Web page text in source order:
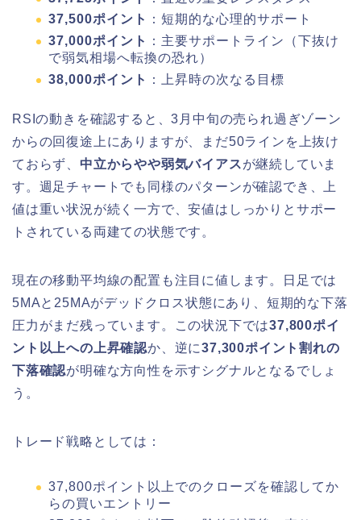
37,500ポイント
：短期的な心理的サポート
37,000ポイント
：主要サポートライン（下抜け
で弱気相場へ転換の恐れ）
38,000ポイント
：上昇時の次なる目標
RSIの動きを確認すると、3月中旬の売られ過ぎゾーン
からの回復途上にありますが、まだ50ラインを上抜け
ておらず、 中立からやや弱気バイアスが継続していま
す。週足チャートでも同様のパターンが確認でき、上
値は重い状況が続く一方で、安値はしっかりとサポー
トされている両建ての状態です。
現在の移動平均線の配置も注目に値します。日足では
5MAと25MAがデッドクロス状態にあり、短期的な下落
圧力がまだ残っています。この状況下では37,800ポイ
ント以上への上昇確認か、逆に37,300ポイント割れの
下落確認が明確な方向性を示すシグナルとなるでしょ
う。
トレード戦略としては：
37,800ポイント以上でのクローズを確認してか
らの買いエントリー